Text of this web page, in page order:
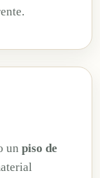
un piso de